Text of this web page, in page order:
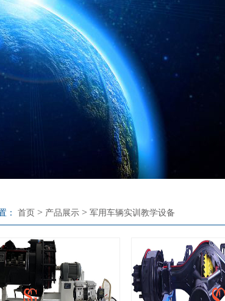
： 首页 > 产品展示 > 军用车辆实训教学设备